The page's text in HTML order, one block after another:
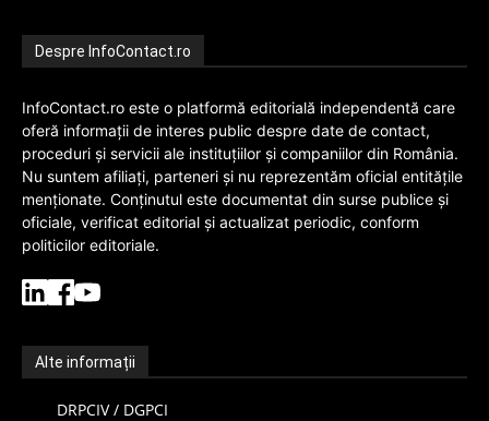
Despre InfoContact.ro
InfoContact.ro este o platformă editorială independentă care
oferă informații de interes public despre date de contact,
proceduri și servicii ale instituțiilor și companiilor din România.
Nu suntem afiliați, parteneri și nu reprezentăm oficial entitățile
menționate. Conținutul este documentat din surse publice și
oficiale, verificat editorial și actualizat periodic, conform
politicilor editoriale.
Alte informații
DRPCIV / DGPCI